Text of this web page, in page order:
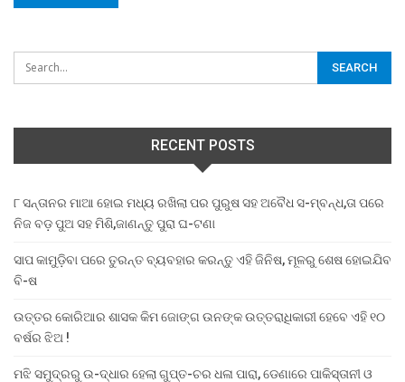
RECENT POSTS
୮ ସନ୍ତାନର ମାଆ ହୋଇ ମଧ୍ୟ ରଖିଲା ପର ପୁରୁଷ ସହ ଅବୈଧ ସ-ମ୍ବନ୍ଧ,ତା ପରେ
ନିଜ ବଡ଼ ପୁଅ ସହ ମିଶି,ଜାଣନ୍ତୁ ପୁରା ଘ-ଟଣା
ସାପ କାମୁଡ଼ିବା ପରେ ତୁରନ୍ତ ବ୍ୟବହାର କରନ୍ତୁ ଏହି ଜିନିଷ, ମୂଳରୁ ଶେଷ ହୋଇଯିବ
ବି-ଷ
ଉତ୍ତର କୋରିଆର ଶାସକ କିମ ଜୋଙ୍ଗ ଉନଙ୍କ ଉତ୍ତରାଧିକାରୀ ହେବେ ଏହି ୧୦
ବର୍ଷର ଝିଅ !
ମଝି ସମୁଦ୍ରରୁ ଉ-ଦ୍ଧାର ହେଲା ଗୁପ୍ତ-ଚର ଧଳା ପାରା, ଡେଣାରେ ପାକିସ୍ତାନୀ ଓ